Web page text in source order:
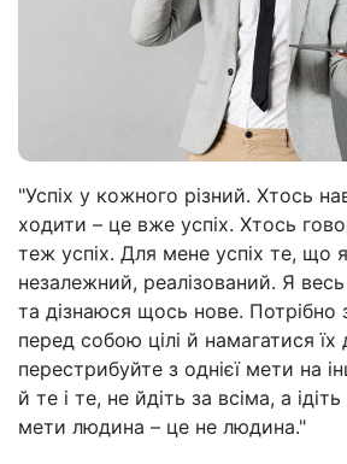
"Успіх у кожного різний. Хтось
ходити – це вже успіх. Хтось
теж успіх. Для мене успіх те, що
незалежний, реалізований. Я
та дізнаюся щось нове. Потрібно
перед собою цілі й намагатися
перестрибуйте з однієї мети на
й те і те, не йдіть за всіма, а
мети людина – це не людина."